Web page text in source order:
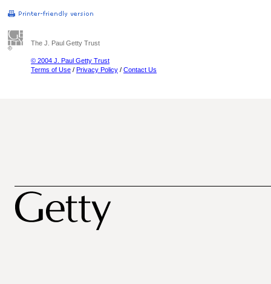
The J. Paul Getty Trust
© 2004 J. Paul Getty Trust
Terms of Use / Privacy Policy / Contact Us